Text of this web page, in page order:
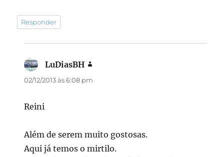
Responder
LuDiasBH
02/12/2013 às 6:08 pm
Reini
Além de serem muito gostosas.
Aqui já temos o mirtilo.